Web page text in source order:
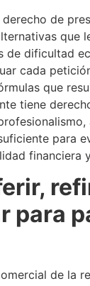
de
que
de dificultad
cada
que
tiene
para
financiera
para
de la